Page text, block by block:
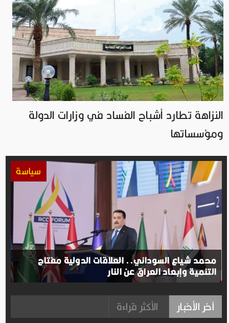
النزاهة تطارد أشباح الفساد في وزارات الدولة
ومؤسساتها
سياسة
محمد شياع السوداني.. العلاقات الدولية مفتاح
التنمية وإبعاد العراق عن النار
آخر الأخبار الأكثر قراءة